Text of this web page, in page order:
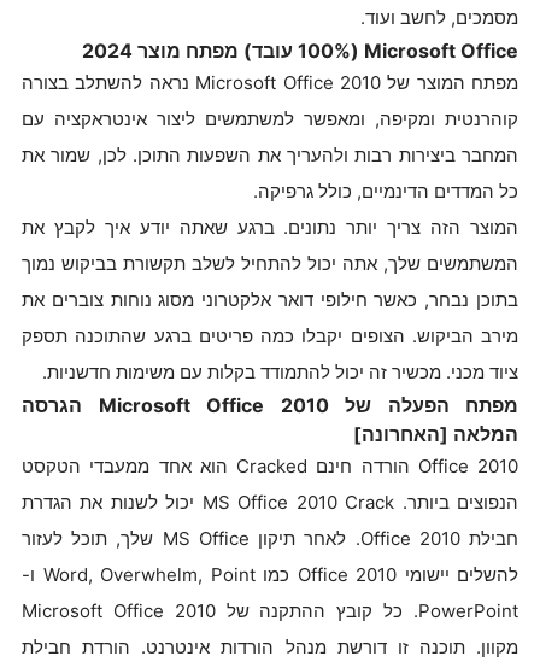
מסמכים, לחשב ועוד.
Microsoft Office (100% עובד) מפתח מוצר 2024
מפתח המוצר של Microsoft Office 2010 נראה להשתלב בצורה
קוהרנטית ומקיפה, ומאפשר למשתמשים ליצור אינטראקציה עם
המחבר ביצירות רבות ולהעריך את השפעות התוכן. לכן, שמור את
כל המדדים הדינמיים, כולל גרפיקה.
המוצר הזה צריך יותר נתונים. ברגע שאתה יודע איך לקבץ את
המשתמשים שלך, אתה יכול להתחיל לשלב תקשורת בביקוש נמוך
בתוכן נבחר, כאשר חילופי דואר אלקטרוני מסוג נוחות צוברים את
מירב הביקוש. הצופים יקבלו כמה פריטים ברגע שהתוכנה תספק
ציוד מכני. מכשיר זה יכול להתמודד בקלות עם משימות חדשניות.
מפתח הפעלה של Microsoft Office 2010 הגרסה
המלאה [האחרונה]
Office 2010 הורדה חינם Cracked הוא אחד ממעבדי הטקסט
הנפוצים ביותר. MS Office 2010 Crack יכול לשנות את הגדרת
חבילת Office 2010. לאחר תיקון MS Office שלך, תוכל לעזור
להשלים יישומי Office 2010 כמו Word, Overwhelm, Point ו-
PowerPoint. כל קובץ ההתקנה של Microsoft Office 2010
מקוון. תוכנה זו דורשת מנהל הורדות אינטרנט. הורדת חבילת